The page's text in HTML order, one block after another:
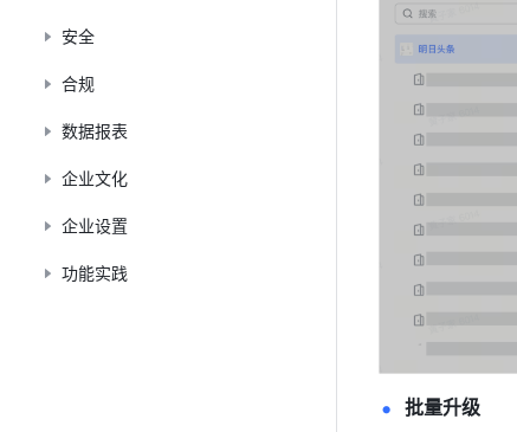
安全
合规
数据报表
企业文化
企业设置
功能实践
批量升级